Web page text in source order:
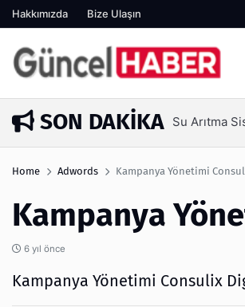
Hakkımızda Bize Ulaşın
SON DAKIKA
5 gün önce Su Arıtma
Home Adwords Kampanya Yönetimi
Kampanya
6 yıl önce
Kampanya Yönetimi Consulix